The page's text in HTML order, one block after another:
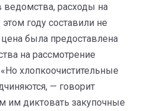
ведомства, расходы на
году составили не
была предоставлена
на рассмотрение
«Но хлопкоочистительные
— говорит
диктовать закупочные